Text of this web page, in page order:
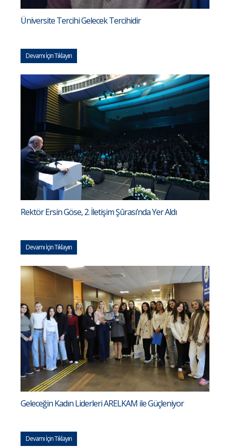
Üniversite Tercihi Gelecek Tercihidir
Devamı İçin Tıklayın
Rektör Ersin Göse, 2. İletişim Şûrası’nda Yer Aldı
Devamı İçin Tıklayın
Geleceğin Kadın Liderleri ARELKAM ile Güçleniyor
Devamı İçin Tıklayın